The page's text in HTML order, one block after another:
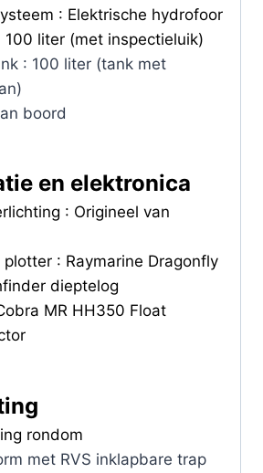
: Elektrische hydrofoor
100 liter (met inspectieluik)
: 100 liter (tank met
boord
en elektronica
: Origineel van
plotter : Raymarine Dragonfly
dieptelog
MR HH350 Float
rondom
met RVS inklapbare trap